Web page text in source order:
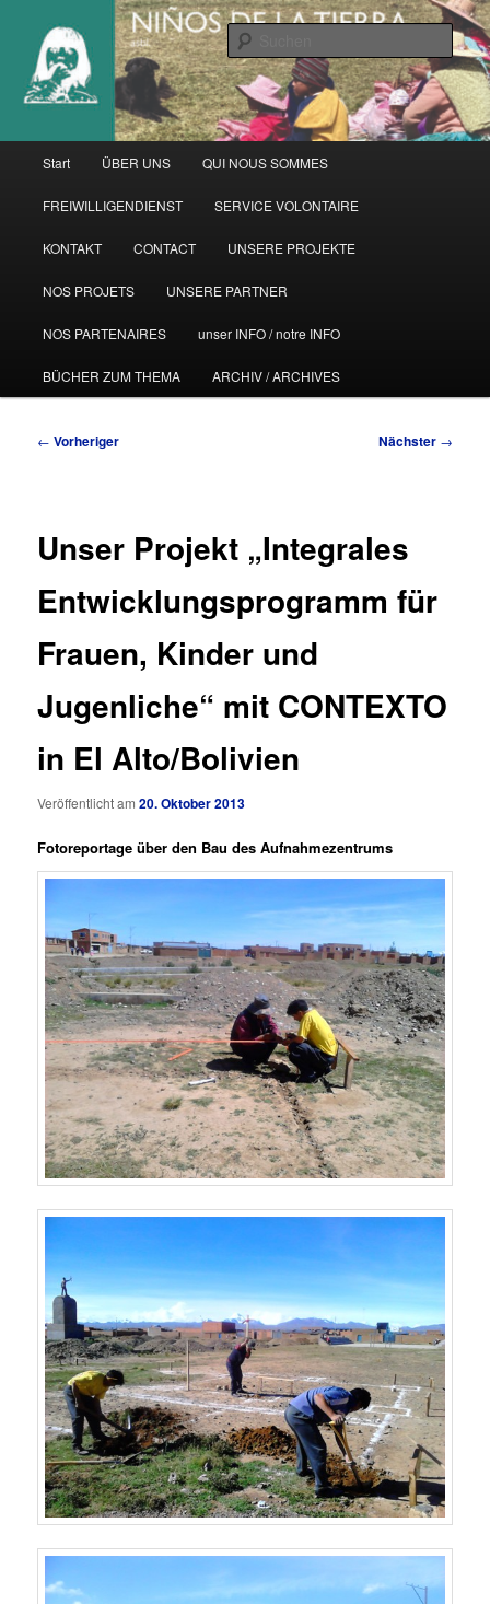
primären
Inhalt
springen
Start ÜBER UNS QUI NOUS SOMMES
FREIWILLIGENDIENST SERVICE VOLONTAIRE
KONTAKT CONTACT UNSERE PROJEKTE
NOS PROJETS UNSERE PARTNER
NOS PARTENAIRES unser INFO / notre INFO
BÜCHER ZUM THEMA ARCHIV / ARCHIVES
Beitragsnavigation
← Vorheriger Nächster →
Unser Projekt „Integrales
Entwicklungsprogramm für
Frauen, Kinder und
Jugenliche“ mit CONTEXTO
in El Alto/Bolivien
Veröffentlicht am20. Oktober 2013
Fotoreportage über den Bau des Aufnahmezentrums